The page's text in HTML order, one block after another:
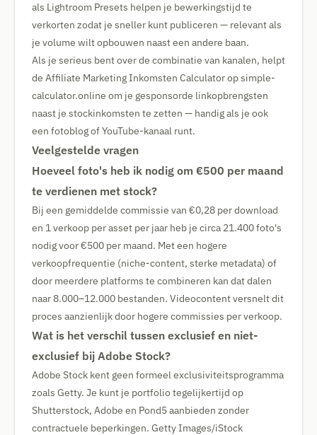
als Lightroom Presets helpen je bewerkingstijd te
verkorten zodat je sneller kunt publiceren — relevant als
je volume wilt opbouwen naast een andere baan.
Als je serieus bent over de combinatie van kanalen, helpt
de Affiliate Marketing Inkomsten Calculator op simple-
calculator.online om je gesponsorde linkopbrengsten
naast je stockinkomsten te zetten — handig als je ook
een fotoblog of YouTube-kanaal runt.
Veelgestelde vragen
Hoeveel foto's heb ik nodig om €500 per maand
te verdienen met stock?
Bij een gemiddelde commissie van €0,28 per download
en 1 verkoop per asset per jaar heb je circa 21.400 foto's
nodig voor €500 per maand. Met een hogere
verkoopfrequentie (niche-content, sterke metadata) of
door meerdere platforms te combineren kan dat dalen
naar 8.000–12.000 bestanden. Videocontent versnelt dit
proces aanzienlijk door hogere commissies per verkoop.
Wat is het verschil tussen exclusief en niet-
exclusief bij Adobe Stock?
Adobe Stock kent geen formeel exclusiviteitsprogramma
zoals Getty. Je kunt je portfolio tegelijkertijd op
Shutterstock, Adobe en Pond5 aanbieden zonder
contractuele beperkingen. Getty Images/iStock